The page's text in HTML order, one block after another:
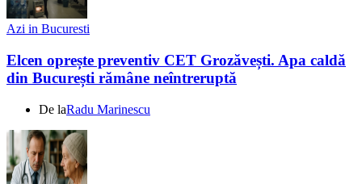
Azi in Bucuresti
Elcen oprește preventiv CET Grozăvești. Apa caldă
din București rămâne neîntreruptă
De laRadu Marinescu